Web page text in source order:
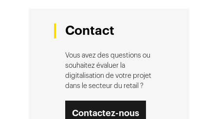
Contact
Vous avez des questions ou
souhaitez évaluer la
digitalisation de votre projet
dans le secteur du retail ?
Contactez-nous